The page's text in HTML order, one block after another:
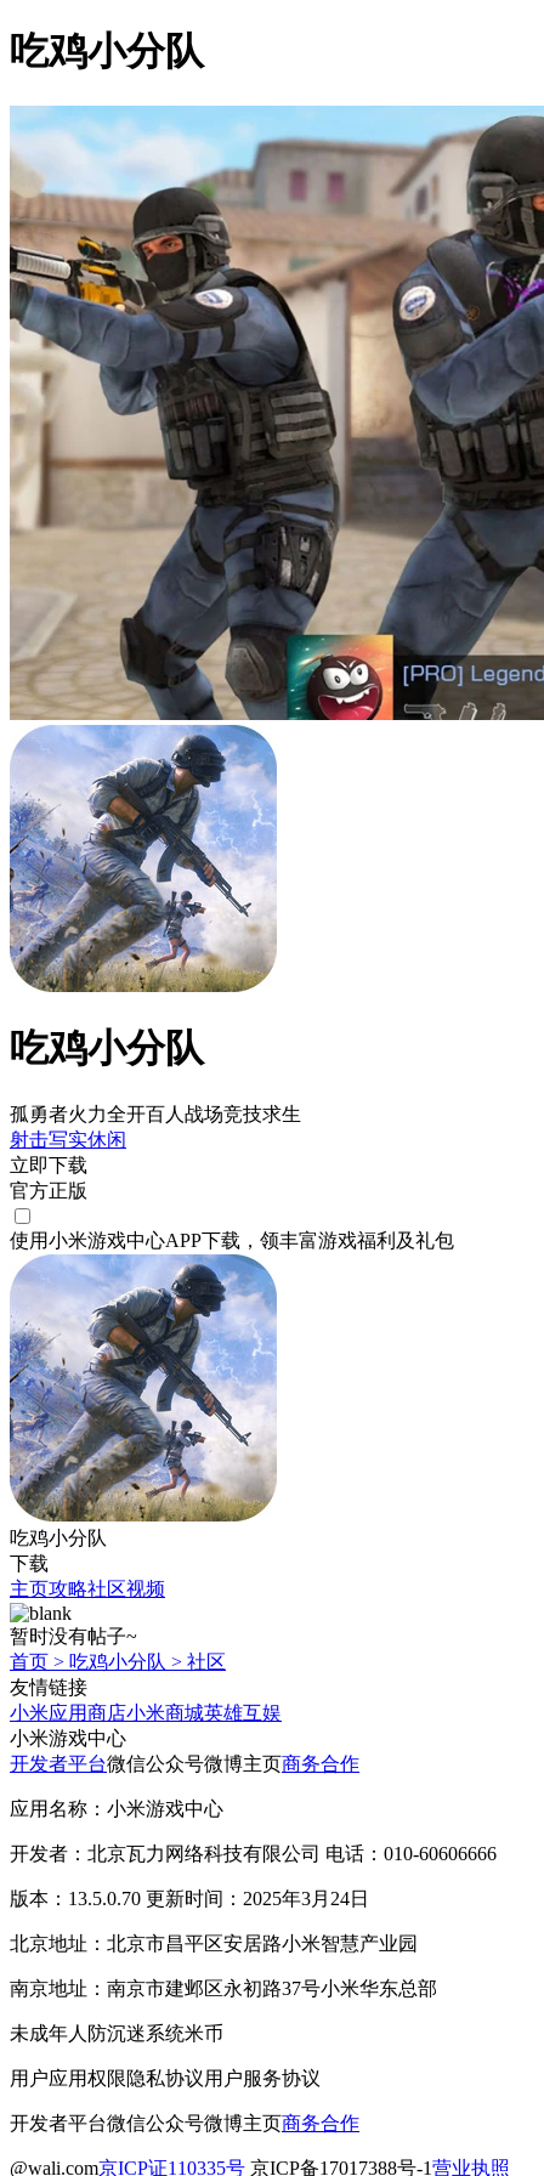
吃鸡小分队
吃鸡小分队
孤勇者火力全开百人战场竞技求生
射击写实休闲
立即下载
官方正版
使用小米游戏中心APP下载 ，领丰富游戏福利 及礼包
吃鸡小分队
下载
主页攻略社区视频
暂时没有帖子~
首页 > 吃鸡小分队 > 社区
友情链接
小米应用商店小米商城英雄互娱
小米游戏中心
开发者平台微信公众号微博主页商务合作
应用名称：小米游戏中心
开发者：北京瓦力网络科技有限公司 电话：010-60606666
版本：13.5.0.70 更新时间：2025年3月24日
北京地址：北京市昌平区安居路小米智慧产业园
南京地址：南京市建邺区永初路37号小米华东总部
未成年人防沉迷系统米币
用户应用权限隐私协议用户服务协议
开发者平台微信公众号微博主页商务合作
@wali.com京ICP证110335号 京ICP备17017388号-1营业执照